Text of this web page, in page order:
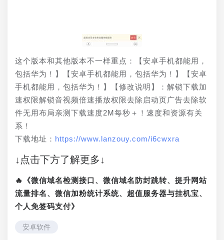
这个版本和其他版本不一样重点：【安卓手机都能用，
包括华为！】【安卓手机都能用，包括华为！】【安卓
手机都能用，包括华为！】【修改说明】：解锁下载加
速权限解锁音视频倍速播放权限去除启动页广告去除软
件无用布局亲测下载速度2M每秒＋！速度和资源有关
系！
下载地址： https://www.lanzouy.com/i6cwxra
↓点击下方了解更多↓
🔥《微信域名检测接口、微信域名防封跳转、提升网站
流量排名、微信加粉统计系统、超值服务器与挂机宝、
个人免签码支付》
安卓软件